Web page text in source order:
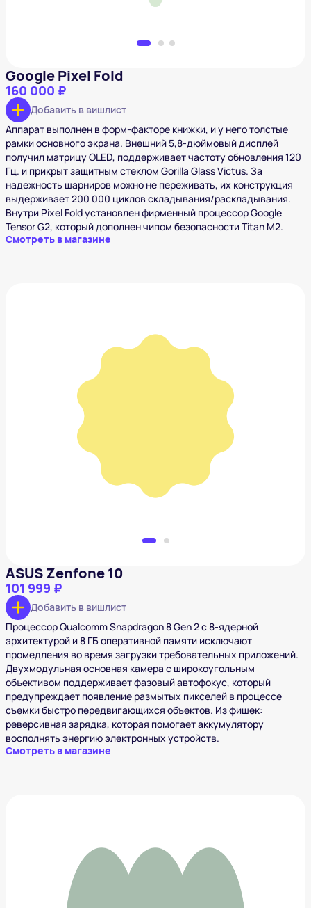
Google Pixel Fold
160 000 ₽
Добавить в вишлист
Аппарат выполнен в форм-факторе книжки, и у него толстые
рамки основного экрана. Внешний 5,8-дюймовый дисплей
получил матрицу OLED, поддерживает частоту обновления 120
Гц. и прикрыт защитным стеклом Gorilla Glass Victus. За
надежность шарниров можно не переживать, их конструкция
выдерживает 200 000 циклов складывания/раскладывания.
Внутри Pixel Fold установлен фирменный процессор Google
Tensor G2, который дополнен чипом безопасности Titan M2.
Смотреть в магазине
ASUS Zenfone 10
101 999 ₽
Добавить в вишлист
Процессор Qualcomm Snapdragon 8 Gen 2 с 8-ядерной
архитектурой и 8 ГБ оперативной памяти исключают
промедления во время загрузки требовательных приложений.
Двухмодульная основная камера с широкоугольным
объективом поддерживает фазовый автофокус, который
предупреждает появление размытых пикселей в процессе
съемки быстро передвигающихся объектов. Из фишек:
реверсивная зарядка, которая помогает аккумулятору
восполнять энергию электронных устройств.
Смотреть в магазине